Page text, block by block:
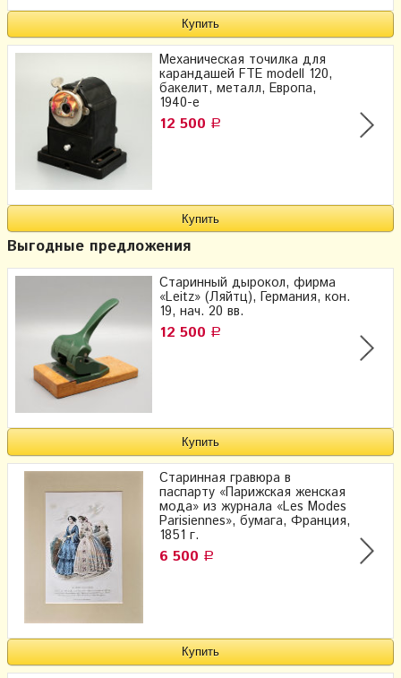
Механическая точилка для
карандашей FTE modell 120,
бакелит, металл, Европа,
1940-е
12 500 Р
Выгодные предложения
Старинный дырокол, фирма
«Leitz» (Ляйтц), Германия, кон.
19, нач. 20 вв.
12 500 Р
Старинная гравюра в
паспарту «Парижская женская
мода» из журнала «Les Modes
Parisiennes», бумага, Франция,
1851 г.
6 500 Р